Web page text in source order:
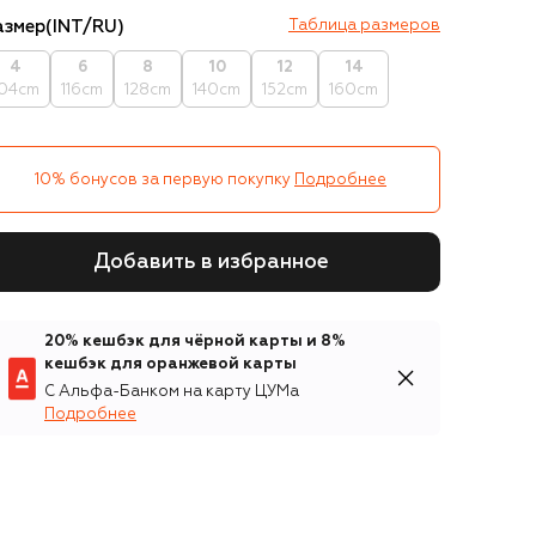
(INT/RU) Таблица размеров
4
6
116cm
8
128cm
10
140cm
12
152cm
14
160cm
10% бонусов за первую покупку Подробнее
Добавить в избранное
20% кешбэк для чёрной карты и 8%
кешбэк для оранжевой карты
С Альфа-Банком на карту ЦУМа
Подробнее